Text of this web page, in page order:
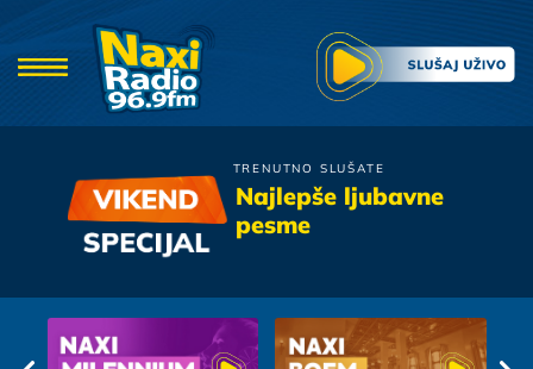
TRENUTNO SLUŠATE
Najlepše ljubavne
pesme
Zdravko Colic